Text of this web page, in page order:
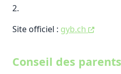
2.
Site officiel : gyb.ch
Conseil des parents